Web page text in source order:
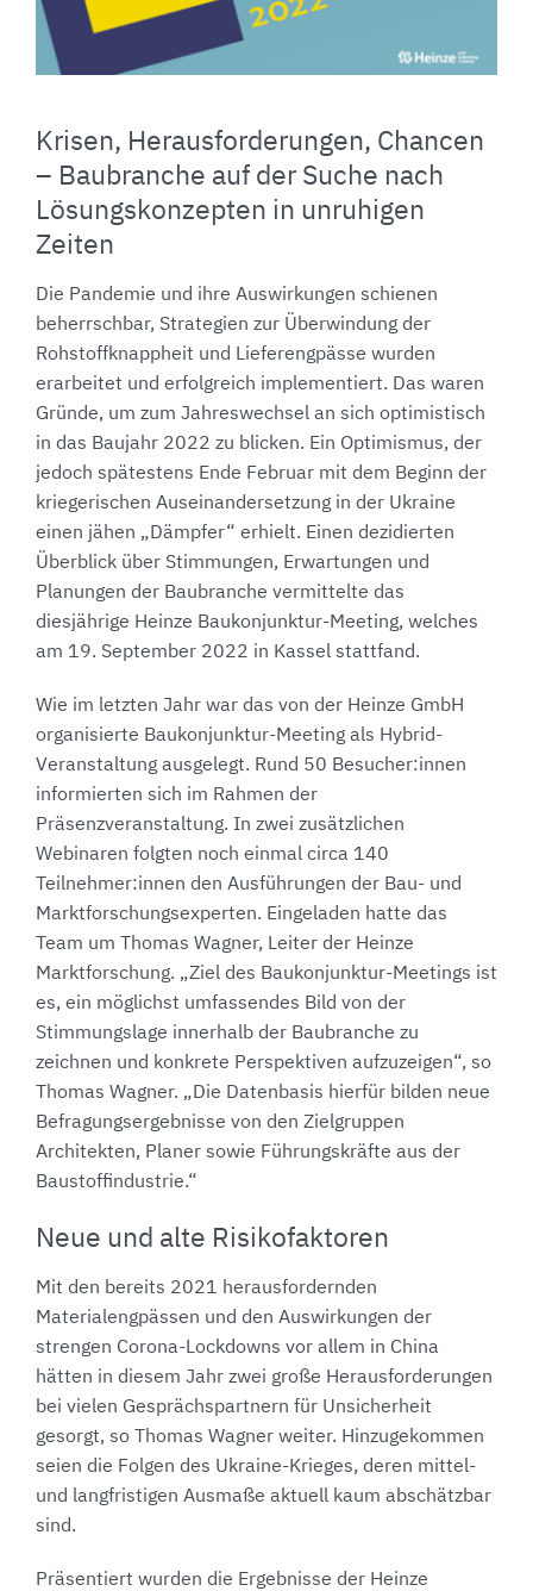
Krisen, Herausforderungen, Chancen
– Baubranche auf der Suche nach
Lösungskonzepten in unruhigen
Zeiten
Die Pandemie und ihre Auswirkungen schienen
beherrschbar, Strategien zur Überwindung der
Rohstoffknappheit und Lieferengpässe wurden
erarbeitet und erfolgreich implementiert. Das waren
Gründe, um zum Jahreswechsel an sich optimistisch
in das Baujahr 2022 zu blicken. Ein Optimismus, der
jedoch spätestens Ende Februar mit dem Beginn der
kriegerischen Auseinandersetzung in der Ukraine
einen jähen „Dämpfer“ erhielt. Einen dezidierten
Überblick über Stimmungen, Erwartungen und
Planungen der Baubranche vermittelte das
diesjährige Heinze Baukonjunktur-Meeting, welches
am 19. September 2022 in Kassel stattfand.
Wie im letzten Jahr war das von der Heinze GmbH
organisierte Baukonjunktur-Meeting als Hybrid-
Veranstaltung ausgelegt. Rund 50 Besucher:innen
informierten sich im Rahmen der
Präsenzveranstaltung. In zwei zusätzlichen
Webinaren folgten noch einmal circa 140
Teilnehmer:innen den Ausführungen der Bau- und
Marktforschungsexperten. Eingeladen hatte das
Team um Thomas Wagner, Leiter der Heinze
Marktforschung. „Ziel des Baukonjunktur-Meetings ist
es, ein möglichst umfassendes Bild von der
Stimmungslage innerhalb der Baubranche zu
zeichnen und konkrete Perspektiven aufzuzeigen“, so
Thomas Wagner. „Die Datenbasis hierfür bilden neue
Befragungsergebnisse von den Zielgruppen
Architekten, Planer sowie Führungskräfte aus der
Baustoffindustrie.“
Neue und alte Risikofaktoren
Mit den bereits 2021 herausfordernden
Materialengpässen und den Auswirkungen der
strengen Corona-Lockdowns vor allem in China
hätten in diesem Jahr zwei große Herausforderungen
bei vielen Gesprächspartnern für Unsicherheit
gesorgt, so Thomas Wagner weiter. Hinzugekommen
seien die Folgen des Ukraine-Krieges, deren mittel-
und langfristigen Ausmaße aktuell kaum abschätzbar
sind.
Präsentiert wurden die Ergebnisse der Heinze